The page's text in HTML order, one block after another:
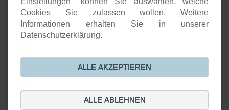
Aktuelles
24.
JUL
Open Source basierte SIEM-Systeme im Vergleich
DiStEL-Projekts bei Bosch in Renningen stand im Scope der
PMD-X-Durchstichprojekte
JUN
Cookies Sie zulassen wollen. Weitere
Informationen erhalten Sie in unserer
Datenschutzerklärung.
ALLE AKZEPTIEREN
ALLE ABLEHNEN